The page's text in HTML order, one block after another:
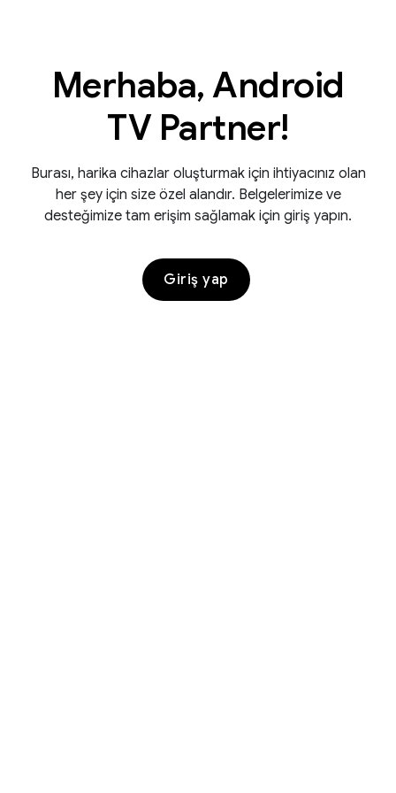
Merhaba, Android
TV Partner!
Burası, harika cihazlar oluşturmak için ihtiyacınız olan
her şey için size özel alandır. Belgelerimize ve
desteğimize tam erişim sağlamak için giriş yapın.
Giriş yap